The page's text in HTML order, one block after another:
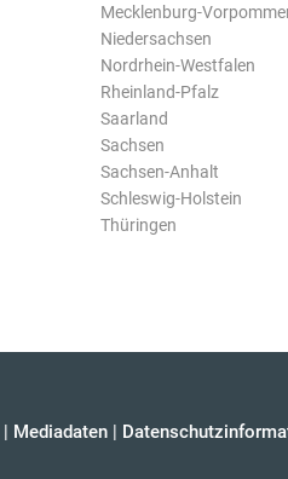
Mecklenburg-
Niedersachsen
Nordrhein-Westfalen
Rheinland-Pfalz
Saarland
Sachsen
Sachsen-Anhalt
Schleswig-Holstein
Thüringen
| Mediadaten |